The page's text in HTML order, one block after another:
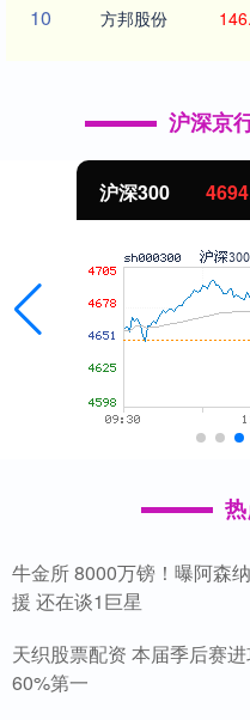
10 方邦股份
沪深京
沪深300
牛金所 8000万镑！曝阿森
援 还在谈1巨星
天织股票配资 本届季后赛
60%第一